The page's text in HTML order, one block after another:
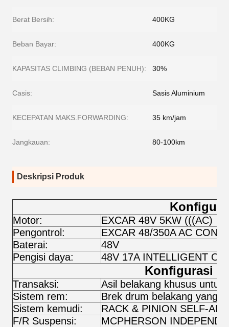
Berat Bersih: 400KG
Beban Bayar: 400KG
KAPASITAS CLIMBING (BEBAN PENUH): 30%
Casis: Sasis Aluminium
KECEPATAN MAKS.FORWARDING: 35 km/jam
Jangkauan: 80-100km
Deskripsi Produk
Motor:
EXCAR 48V 5KW (((AC)
Pengontrol:
EXCAR 48/350A AC
Baterai:
48V
Pengisi daya:
48V 17A INTELLIGENT
Konfigurasi
Transaksi:
Asil belakang khusus untuk
Sistem rem:
Brek drum belakang yang
Sistem kemudi:
RACK & PINION SELF-
F/R Suspensi:
MCPHERSON